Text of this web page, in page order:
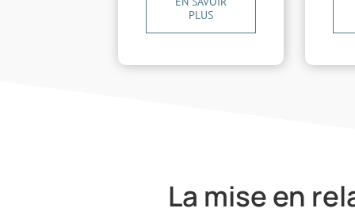
PLUS
La mise en